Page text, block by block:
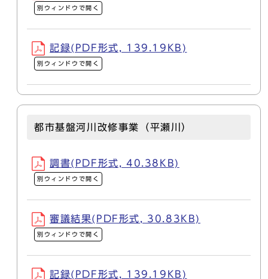
別ウィンドウで開く
記録(PDF形式, 139.19KB)
別ウィンドウで開く
都市基盤河川改修事業（平瀬川）
調書(PDF形式, 40.38KB)
別ウィンドウで開く
審議結果(PDF形式, 30.83KB)
別ウィンドウで開く
記録(PDF形式, 139.19KB)